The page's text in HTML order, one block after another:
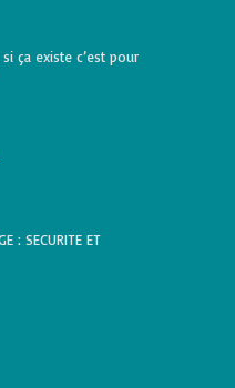
ça existe c’est pour
: SECURITE ET